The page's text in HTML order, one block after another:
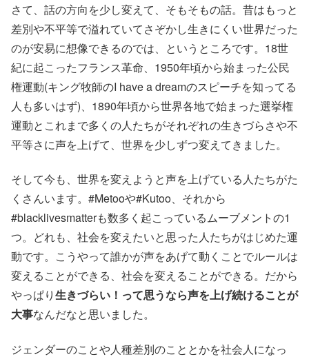
さて、話の方向を少し変えて、そもそもの話。昔はもっと
差別や不平等で溢れていてさぞかし生きにくい世界だった
のが安易に想像できるのでは、というところです。18世
紀に起こったフランス革命、1950年頃から始まった公民
権運動(キング牧師のI have a dreamのスピーチを知ってる
人も多いはず)、1890年頃から世界各地で始まった選挙権
運動とこれまで多くの人たちがそれぞれの生きづらさや不
平等さに声を上げて、世界を少しずつ変えてきました。
そして今も、世界を変えようと声を上げている人たちがた
くさんいます。#Metooや#Kutoo、それから
#blacklivesmatterも数多く起こっているムーブメントの1
つ。どれも、社会を変えたいと思った人たちがはじめた運
動です。こうやって誰かが声をあげて動くことでルールは
変えることができる、社会を変えることができる。だから
やっぱり生きづらい！って思うなら声を上げ続けることが
大事なんだなと思いました。
ジェンダーのことや人種差別のこととかを社会人になっ